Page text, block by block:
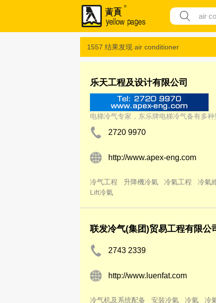
1557 结果发现 air conditioner
乐天工程及设计有限公司
电梯冷气专家，东乐牌电梯冷气备有多
2720 9970
http://www.apex-eng.com
冷气工程 升降機冷氣 冷氣工程 冷氣
Lift冷氣
联发冷气(集团)贸易工程有限公
2743 2339
http://www.luenfat.com
冷气机及系统配备 安裝冷氣 冷氣 冷